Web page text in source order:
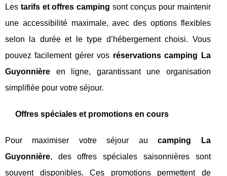
Les tarifs et offres camping sont conçus pour maintenir
une accessibilité maximale, avec des options flexibles
selon la durée et le type d’hébergement choisi. Vous
pouvez facilement gérer vos réservations camping La
Guyonnière en ligne, garantissant une organisation
simplifiée pour votre séjour.
Offres spéciales et promotions en cours
Pour maximiser votre séjour aucamping La
Guyonnière, des offres spéciales saisonnières sont
souvent disponibles. Ces promotions permettent de